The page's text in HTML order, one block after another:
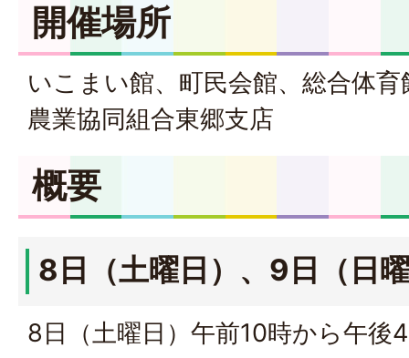
開催場所
いこまい館、町民会館、総合体
農業協同組合東郷支店
概要
8日（土曜日）、9日（日
8日（土曜日）午前10時から午後